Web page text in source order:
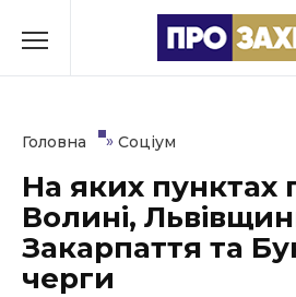
до
Культура
Освіта
Головна » Соціум
На яких пунктах
Волині,
Закарпаття та
черги